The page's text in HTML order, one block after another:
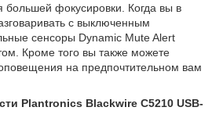
фокусировки. Когда вы в
с выключенным
сенсоры Dynamic Mute Alert
Кроме того вы также можете
на предпочтительном вам
Plantronics Blackwire C5210 USB-